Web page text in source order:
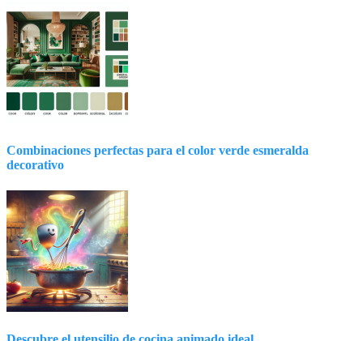
Combinaciones perfectas para el color verde esmeralda
decorativo